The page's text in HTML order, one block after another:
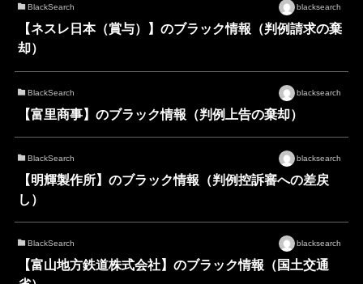
BlackSearch blacksearch
【ネスレ日本（賞与）】のブラック情報（判例請求の棄
却）
BlackSearch blacksearch
【富里商事】のブラック情報（判例上告の棄却）
BlackSearch blacksearch
【明輝製作所】のブラック情報（判例控訴審への差戻
し）
BlackSearch blacksearch
【富山地方鉄道株式会社】のブラック情報（国土交通